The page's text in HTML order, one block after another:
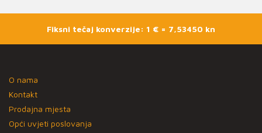
Fiksni tečaj konverzije: 1 € = 7,53450 kn
O nama
Kontakt
Prodajna mjesta
Opći uvjeti poslovanja